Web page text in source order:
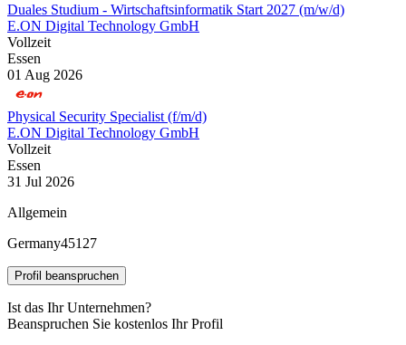
Duales Studium - Wirtschaftsinformatik Start 2027 (m/w/d)
E.ON Digital Technology GmbH
Vollzeit
Essen
01 Aug 2026
Physical Security Specialist (f/m/d)
E.ON Digital Technology GmbH
Vollzeit
Essen
31 Jul 2026
Allgemein
Germany45127
Profil beanspruchen
Ist das Ihr Unternehmen?
Beanspruchen Sie kostenlos Ihr Profil